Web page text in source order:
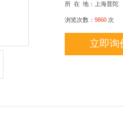
所 在 地：上海普陀
浏览次数： 9860 次
立即询